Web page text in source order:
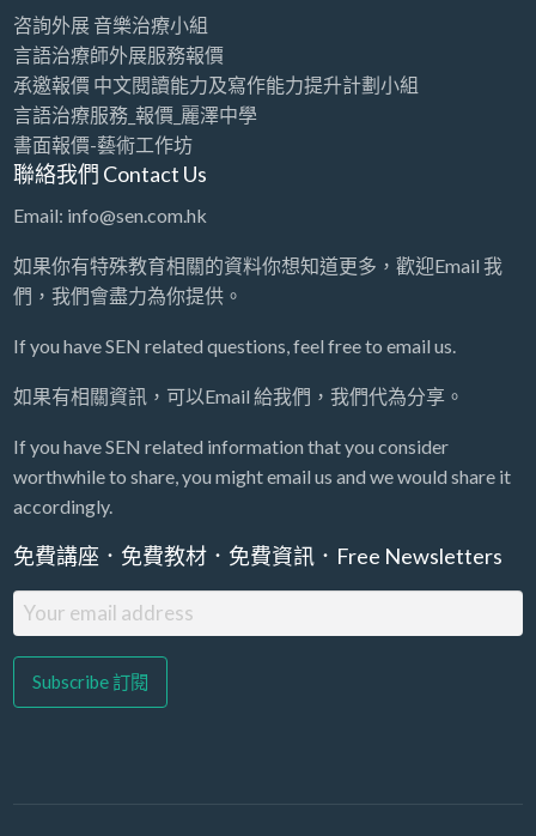
咨詢外展 音樂治療小組
言語治療師外展服務報價
承邀報價 中文閱讀能力及寫作能力提升計劃小組
言語治療服務_報價_麗澤中學
書面報價-藝術工作坊
聯絡我們 Contact Us
Email: info@sen.com.hk
如果你有特殊教育相關的資料你想知道更多，歡迎Email 我
們，我們會盡力為你提供。
If you have SEN related questions, feel free to email us.
如果有相關資訊，可以Email 給我們，我們代為分享。
If you have SEN related information that you consider
worthwhile to share, you might email us and we would share it
accordingly.
免費講座．免費教材．免費資訊．Free Newsletters